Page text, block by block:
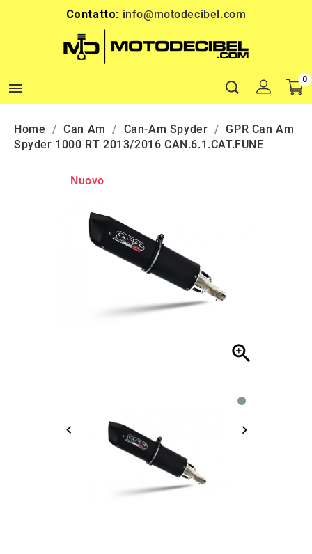
Contatto: info@motodecibel.com

0
Home Can Am Can-Am Spyder
GPR Can Am
Spyder 1000 RT 2013/2016 CAN.6.1.CAT.FUNE
Nuovo
